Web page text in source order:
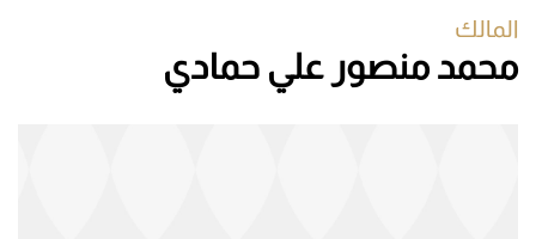
المالك
محمد منصور علي حمادي